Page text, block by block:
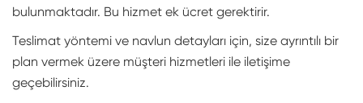
bulunmaktadır. Bu hizmet ek ücret gerektirir.
Teslimat yöntemi ve navlun detayları için, size ayrıntılı bir
plan vermek üzere müşteri hizmetleri ile iletişime
geçebilirsiniz.